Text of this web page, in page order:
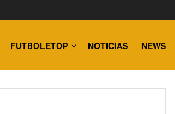
FUTBOLETOP NOTICIAS NEWS